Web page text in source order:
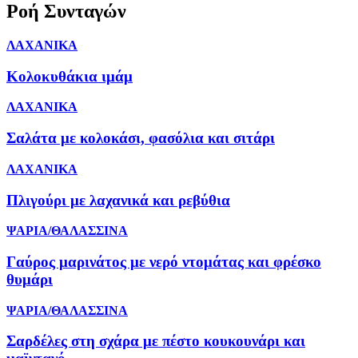
Ροή Συνταγών
ΛΑΧΑΝΙΚΑ
Κολοκυθάκια ιμάμ
ΛΑΧΑΝΙΚΑ
Σαλάτα με κολοκάσι, φασόλια και σιτάρι
ΛΑΧΑΝΙΚΑ
Πλιγούρι με λαχανικά και ρεβύθια
ΨΑΡΙΑ/ΘΑΛΑΣΣΙΝΑ
Γαύρος μαρινάτος με νερό ντομάτας και φρέσκο
θυμάρι
ΨΑΡΙΑ/ΘΑΛΑΣΣΙΝΑ
Σαρδέλες στη σχάρα με πέστο κουκουνάρι και